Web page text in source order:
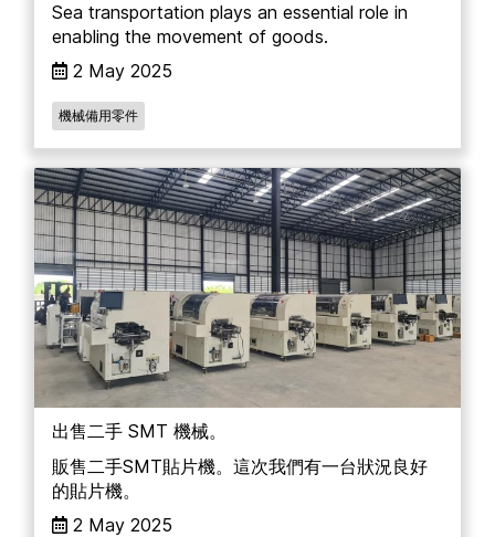
Sea transportation plays an essential role in
enabling the movement of goods.
2 May 2025
機械備用零件
出售二手 SMT 機械。
販售二手SMT貼片機。這次我們有一台狀況良好
的貼片機。
2 May 2025